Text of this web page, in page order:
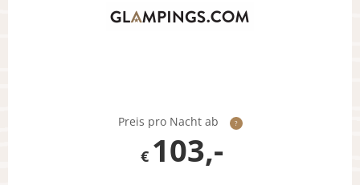
Preis pro Nacht ab ?
€ 103,-